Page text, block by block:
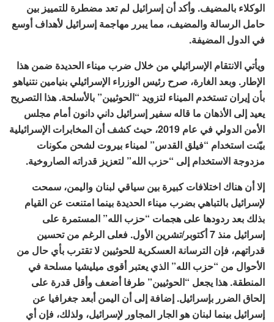
الوكلاء بالمضيف. وأكد أن إسرائيل لم تعد مضطرة للتمييز بين
حامل الرسالة والمضيف، مما يبرر مهاجمة إسرائيل لأهداف أوسع
في الدول المضيفة.
ويأتي الانتقام الإسرائيلي من خلال ضرب ميناء الحديدة ضمن هذا
الإطار. وبعد الغارة، صرح رئيس الوزراء الإسرائيلي بنيامين نتنياهو
بأن إيران تستخدم الميناء لتزويد “الحوثيين” بالأسلحة. هذا التصريح
يعيد إلى الأذهان ما قاله سفير إسرائيل داني دانون أمام مجلس
الأمن الدولي في عام 2019، حيث كشف أن المخابرات الإسرائيلية
بيّنت استخدام “فيلق القدس” لميناء بيروت لشحن مكونات
مزدوجة الاستخدام إلى “حزب الله” لتعزيز قدراته الصاروخية.
إلا أن هناك اختلافات كبيرة بين سياقي لبنان واليمن، سمحت
لإسرائيل بالتباهي بضرب ميناء الحديدة بينما امتنعت عن القيام
بذلك بعد ردودها على هجمات “حزب الله” المستمرة على
إسرائيل منذ 7 أكتوبر/تشرين الأول. فعلى الرغم من تحسين
قدراتهم، فإن الترسانة العسكرية للحوثيين لا تقترب بأي حال من
الأحوال من “حزب الله” الذي يعتبر أقوى ميليشيا مسلحة في
المنطقة. هذا يجعل “الحوثيين” طرفا أضعف وأقل قدرة على
إلحاق الضرر بإسرائيل. إضافة إلى أن اليمن أبعد جغرافيا عن
إسرائيل بينما لبنان هو الجار المجاور لإسرائيل، ولذلك، فإن أي